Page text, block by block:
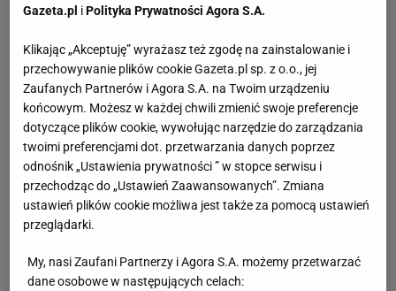
Gazeta.pl iPolityka Prywatności Agora S.A.
Klikając „Akceptuję” wyrażasz też zgodę na zainstalowanie i
przechowywanie plików cookie Gazeta.pl sp. z o.o., jej
Zaufanych Partnerów i Agora S.A. na Twoim urządzeniu
końcowym. Możesz w każdej chwili zmienić swoje preferencje
dotyczące plików cookie, wywołując narzędzie do zarządzania
twoimi preferencjami dot. przetwarzania danych poprzez
odnośnik „Ustawienia prywatności ” w stopce serwisu i
przechodząc do „Ustawień Zaawansowanych”. Zmiana
ustawień plików cookie możliwa jest także za pomocą ustawień
przeglądarki.
My, nasi Zaufani Partnerzy i Agora S.A. możemy przetwarzać
dane osobowe w następujących celach: